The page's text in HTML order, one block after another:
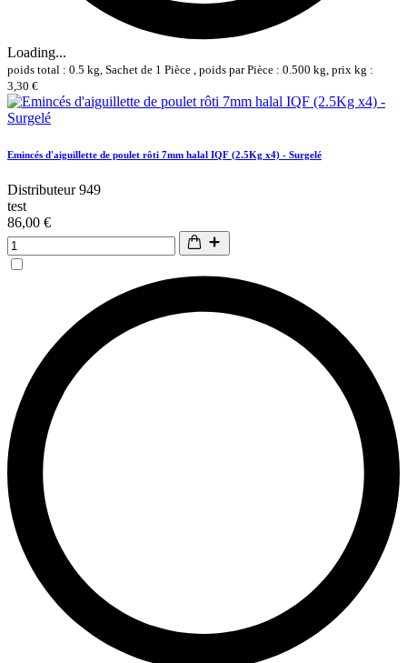
Loading...
poids total : 0.5 kg, Sachet de 1 Pièce , poids par Pièce : 0.500 kg, prix kg :
3,30 €
Emincés d'aiguillette de poulet rôti 7mm halal IQF (2.5Kg x4) - Surgelé
Distributeur 949
test
86,00 €